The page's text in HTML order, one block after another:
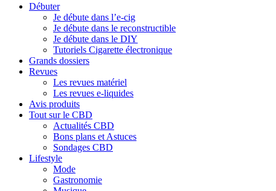
Débuter
Je débute dans l’e-cig
Je débute dans le reconstructible
Je débute dans le DIY
Tutoriels Cigarette électronique
Grands dossiers
Revues
Les revues matériel
Les revues e-liquides
Avis produits
Tout sur le CBD
Actualités CBD
Bons plans et Astuces
Sondages CBD
Lifestyle
Mode
Gastronomie